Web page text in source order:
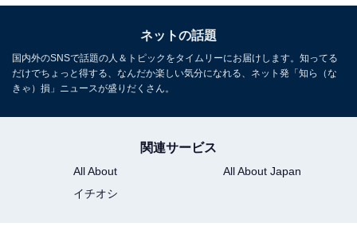
ネットの話題
国内外のSNSで話題の人＆トピックをタイムリーにお届けします。知ってる
だけでちょっと得する、なんだか楽しい気分になれる、ネット発「知ら（な
きゃ）損」ニュースが盛りだくさん。
関連サービス
All About
All About Japan
イチオシ